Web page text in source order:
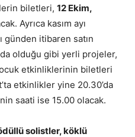
biletleri, 12 Ekim,
Ayrıca kasım ayı
itibaren satın
olduğu gibi yerli projeler,
etkinliklerinin biletleri
etkinlikler yine 20.30’da
saati ise 15.00 olacak.
solistler, köklü